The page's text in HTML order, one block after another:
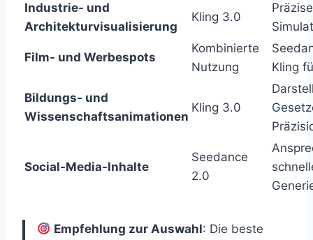
Industrie- und
Architekturvisualisierung
Kling 3.0
Film- und Werbespots
Kombinierte
Nutzung
Kling
Bildungs- und
Wissenschaftsanimationen
Kling 3.0
Social-Media-Inhalte
Seedance
2.0
Empfehlung zur Auswahl: Die beste